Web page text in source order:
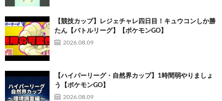
【競技カップ】レジェチャレ四日目！キュウコンしか勝
たん【バトルリーグ】【ポケモンGO】
2026.08.09
【ハイパーリーグ・自然界カップ】1時間弱やりましょ
う【ポケモンGO】
2026.08.09